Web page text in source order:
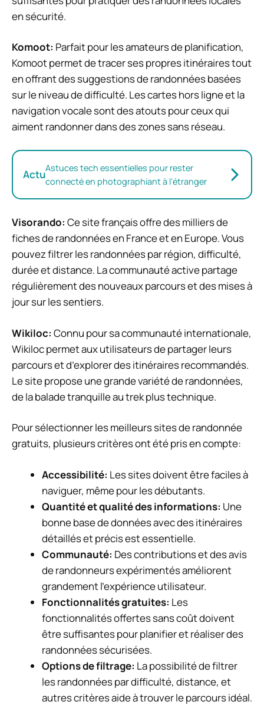
en sécurité.
Komoot: Parfait pour les amateurs de planification,
Komoot permet de tracer ses propres itinéraires tout
en offrant des suggestions de randonnées basées
sur le niveau de difficulté. Les cartes hors ligne et la
navigation vocale sont des atouts pour ceux qui
aiment randonner dans des zones sans réseau.
ActuAstuces tech essentielles pour rester
connecté en photographiant à l’étranger
Visorando: Ce site français offre des milliers de
fiches de randonnées en France et en Europe. Vous
pouvez filtrer les randonnées par région, difficulté,
durée et distance. La communauté active partage
régulièrement des nouveaux parcours et des mises à
jour sur les sentiers.
Wikiloc: Connu pour sa communauté internationale,
Wikiloc permet aux utilisateurs de partager leurs
parcours et d’explorer des itinéraires recommandés.
Le site propose une grande variété de randonnées,
de la balade tranquille au trek plus technique.
Pour sélectionner les meilleurs sites de randonnée
gratuits, plusieurs critères ont été pris en compte:
Accessibilité: Les sites doivent être faciles à
naviguer, même pour les débutants.
Quantité et qualité des informations: Une
bonne base de données avec des itinéraires
détaillés et précis est essentielle.
Communauté: Des contributions et des avis
de randonneurs expérimentés améliorent
grandement l’expérience utilisateur.
Fonctionnalités gratuites: Les
fonctionnalités offertes sans coût doivent
être suffisantes pour planifier et réaliser des
randonnées sécurisées.
Options de filtrage: La possibilité de filtrer
les randonnées par difficulté, distance, et
autres critères aide à trouver le parcours idéal.